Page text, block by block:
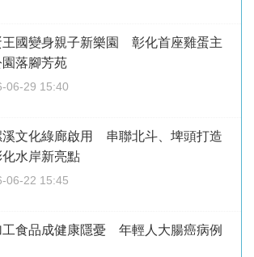
王國變身親子新樂園 彰化首座雞蛋主
園落腳芳苑
06-29 15:40
溪文化綠廊啟用 串聯北斗、埤頭打造
水岸新亮點
06-22 15:45
工食品成健康隱憂 年輕人大腸癌病例